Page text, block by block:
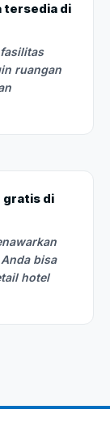
tersedia di
ruangan
gratis di
bisa
hotel